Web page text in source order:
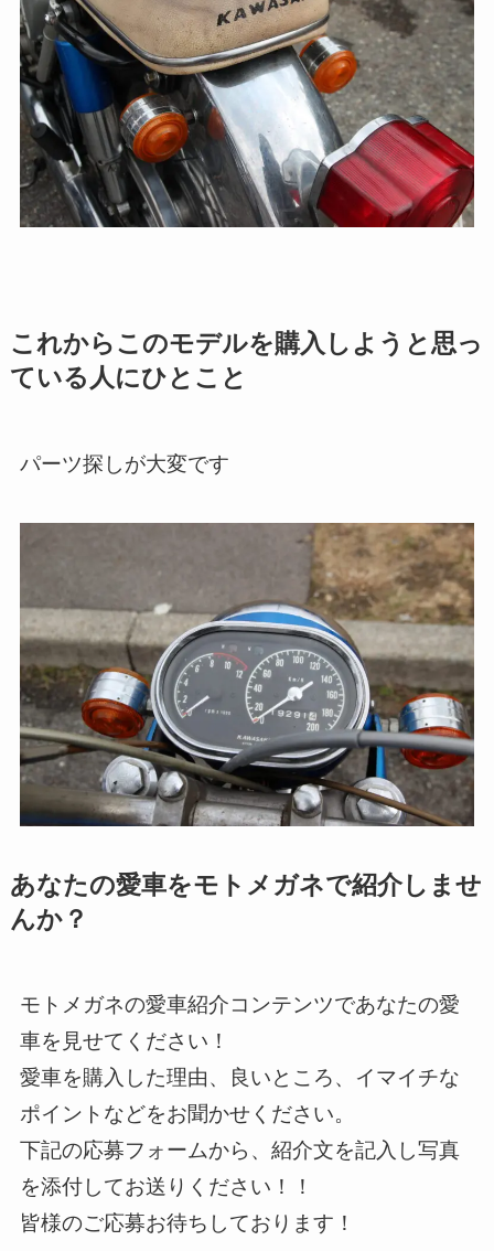
これからこのモデルを購入しようと思っ
ている人にひとこと
パーツ探しが大変です
あなたの愛車をモトメガネで紹介しませ
んか？
モトメガネの愛車紹介コンテンツであなたの愛
車を見せてください！
愛車を購入した理由、良いところ、イマイチな
ポイントなどをお聞かせください。
下記の応募フォームから、紹介文を記入し写真
を添付してお送りください！！
皆様のご応募お待ちしております！